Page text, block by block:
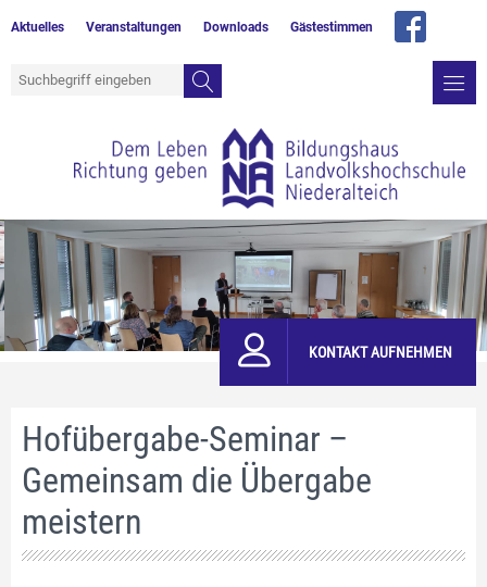
Aktuelles Veranstaltungen Downloads Gästestimmen
KONTAKT AUFNEHMEN
Hofübergabe-Seminar –
Gemeinsam die Übergabe
meistern